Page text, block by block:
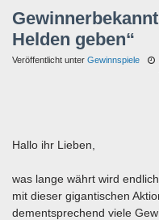
Helden geben“
Veröffentlicht unter Gewinnspiele
Hallo ihr Lieben,
was lange währt wird
mit dieser gigantischen
dementsprechend viele